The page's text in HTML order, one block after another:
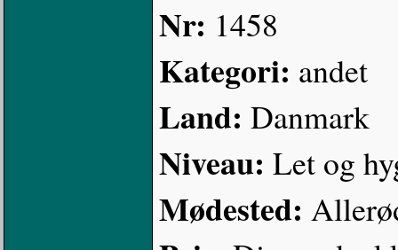
Nr: 1458
Kategori: andet
Land: Danmark
Niveau: Let og
Mødested: